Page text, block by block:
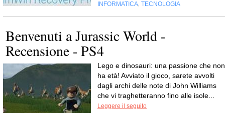
INFORMATICA TECNOLOGIA
Benvenuti a Jurassic World -
Recensione - PS4
Lego e dinosauri: una passione che non
ha età! Avviato il gioco, sarete avvolti
dagli archi delle note di John Williams
che vi traghetteranno fino alle isole...
Leggere il seguito